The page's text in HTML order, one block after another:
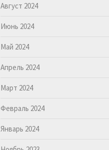
Август 2024
Июнь 2024
Май 2024
Апрель 2024
Март 2024
Февраль 2024
Январь 2024